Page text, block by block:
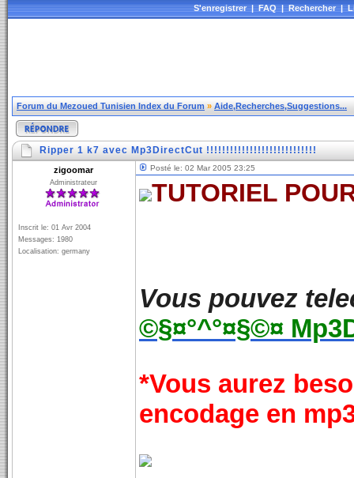
S'enregistrer|FAQ|Rechercher|
Forum du Mezoued Tunisien Index du Forum » Aide,Recherches,Suggestions...
Ripper 1 k7 avec Mp3DirectCut !!!!!!!!!!!!!!!!!!!!!!!!!!!!
zigoomar
Administrateur
Inscrit le: 01 Avr 2004
Messages: 1980
Localisation: germany
Posté le: 02 Mar 2005 23:25
TUTORIEL
Vous pouvez
©§¤°^°¤§©¤
*Vous aurez
encodage en